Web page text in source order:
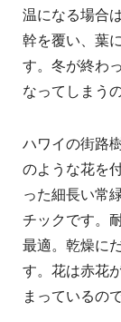
温になる場合
幹を覆い、葉
す。冬が終わ
なってしまう
ハワイの街路
のような花を
った細長い常
チックです。
最適。乾燥に
す。花は赤花
まっているの